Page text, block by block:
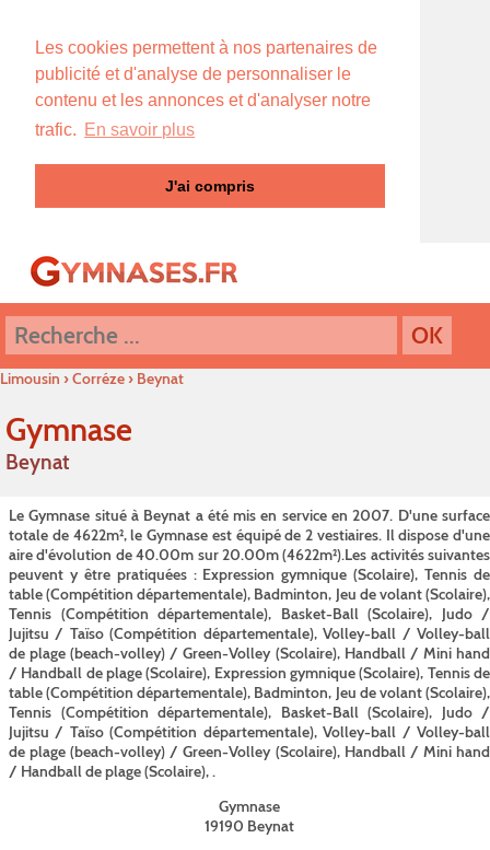
Les cookies permettent à nos partenaires de
publicité et d'analyse de personnaliser le
contenu et les annonces et d'analyser notre
trafic. En savoir plus
J'ai compris
Limousin ›Corréze› Beynat
Gymnase
Beynat
Le Gymnase situé à Beynat a été mis en service en 2007. D'une surface
totale de 4622m², le Gymnase est équipé de 2 vestiaires. Il dispose d'une
aire d'évolution de 40.00m sur 20.00m (4622m²).Les activités suivantes
peuvent y être pratiquées : Expression gymnique (Scolaire), Tennis de
table (Compétition départementale), Badminton, Jeu de volant (Scolaire),
Tennis (Compétition départementale), Basket-Ball (Scolaire), Judo /
Jujitsu / Taïso (Compétition départementale), Volley-ball / Volley-ball
de plage (beach-volley) / Green-Volley (Scolaire), Handball / Mini hand
/ Handball de plage (Scolaire), Expression gymnique (Scolaire), Tennis de
table (Compétition départementale), Badminton, Jeu de volant (Scolaire),
Tennis (Compétition départementale), Basket-Ball (Scolaire), Judo /
Jujitsu / Taïso (Compétition départementale), Volley-ball / Volley-ball
de plage (beach-volley) / Green-Volley (Scolaire), Handball / Mini hand
/ Handball de plage (Scolaire), .
Gymnase
19190 Beynat